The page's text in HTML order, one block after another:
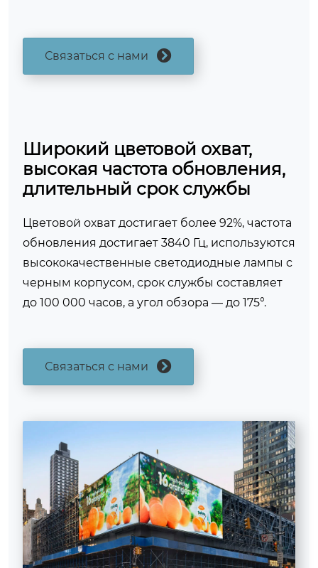
Связаться с нами
Широкий цветовой охват,
высокая частота обновления,
длительный срок службы
Цветовой охват достигает более 92%, частота
обновления достигает 3840 Гц, используются
высококачественные светодиодные лампы с
черным корпусом, срок службы составляет
до 100 000 часов, а угол обзора — до 175°.
Связаться с нами